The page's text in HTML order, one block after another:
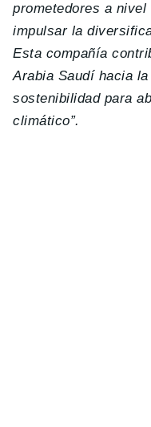
prometedores a
impulsar la
Esta compañía
Arabia Saudí hacia
sostenibilidad para
climático”.